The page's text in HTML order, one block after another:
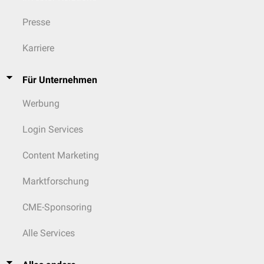
Presse
Karriere
Für Unternehmen
Werbung
Login Services
Content Marketing
Marktforschung
CME-Sponsoring
Alle Services